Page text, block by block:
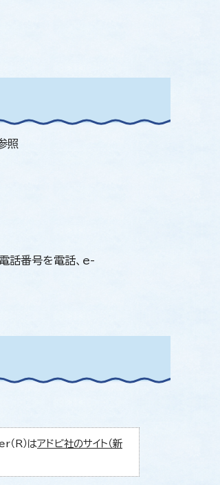
照
電話番号を電話、e-
R）はアドビ社のサイト（新